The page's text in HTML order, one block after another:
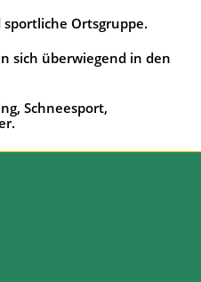
Ortsgruppe.
sich überwiegend in den
Schneesport,